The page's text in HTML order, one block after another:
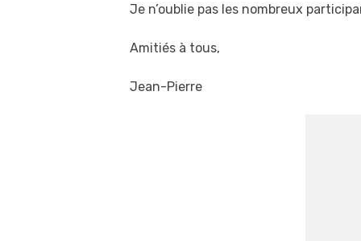
Je n’oublie pas les nombreux
Amitiés à tous,
Jean-Pierre